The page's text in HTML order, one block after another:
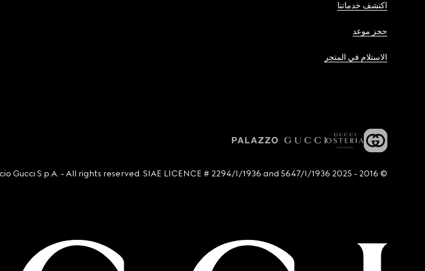
اكتشف خدماتنا
حجز موعد
الاستلام في المتجر
© 2016 - 2025 Guccio Gucci S.p.A. - All rights reserved. SIAE LICENCE # 2294/I/1936 and 5647/I/1936